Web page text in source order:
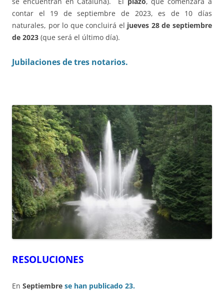
contar el 19 de septiembre de 2023, es de 10 días
naturales, por lo que concluirá el jueves 28 de septiembre
de 2023 (que será el último día).
Jubilaciones de tres notarios.
RESOLUCIONES
En Septiembre se han publicado 23.